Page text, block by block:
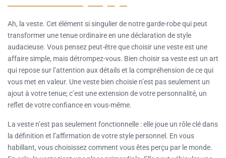
Ah, la veste. Cet élément si singulier de notre garde-robe qui peut
transformer une tenue ordinaire en une déclaration de style
audacieuse. Vous pensez peut-être que choisir une veste est une
affaire simple, mais détrompez-vous. Bien choisir sa veste est un art
qui repose sur l’attention aux détails et la compréhension de ce qui
vous met en valeur. Une veste bien choisie n’est pas seulement un
ajout à votre tenue; c’est une extension de votre personnalité, un
reflet de votre confiance en vous-même.
La veste n’est pas seulement fonctionnelle : elle joue un rôle clé dans
la définition et l’affirmation de votre style personnel. En vous
habillant, vous choisissez comment vous êtes perçu par le monde.